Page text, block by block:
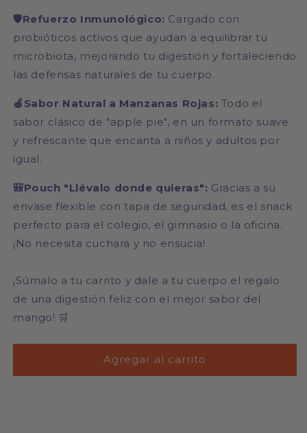
🛡️Refuerzo Inmunológico: Cargado con
probióticos activos que ayudan a equilibrar tu
microbiota, mejorando tu digestión y fortaleciendo
las defensas naturales de tu cuerpo.
🍎Sabor Natural a Manzanas Rojas: Todo el
sabor clásico de "apple pie", en un formato suave
y refrescante que encanta a niños y adultos por
igual.
🎒Pouch "Llévalo donde quieras": Gracias a su
envase flexible con tapa de seguridad, es el snack
perfecto para el colegio, el gimnasio o la oficina.
¡No necesita cuchara y no ensucia!
¡Súmalo a tu carrito y dale a tu cuerpo el regalo
de una digestión feliz con el mejor sabor del
mango! 🛒
Agregar al carrito